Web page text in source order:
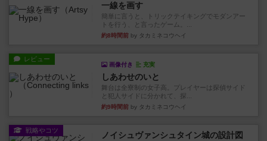
一線を画す
簡単に言うと、トリックテイキングでモダンアー
トを行う、と言ったゲーム。...
約8時間前 by タカミネコウヘイ
レビュー
画像付き 充実
しあわせのいと
舞台は全寮制の女子高。プレイヤーは探偵サイド
と犯人サイドに分かれて、探...
約9時間前 by タカミネコウヘイ
戦略やコツ ノイシュヴァンシュタイン城の設計図